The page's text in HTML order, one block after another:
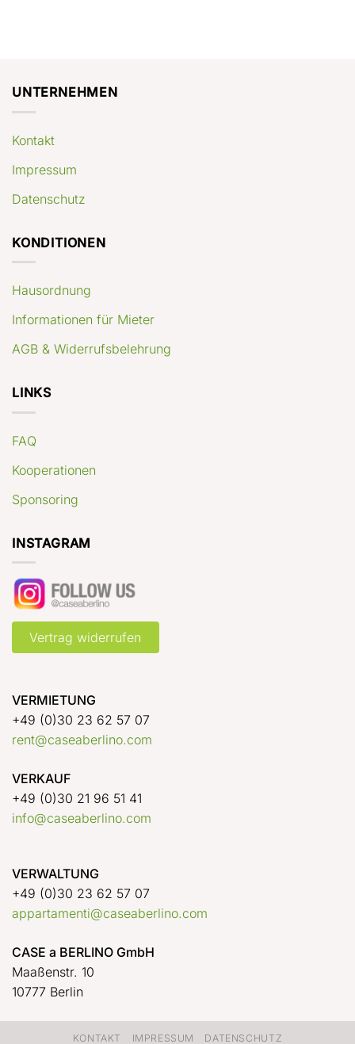
UNTERNEHMEN
Kontakt
Impressum
Datenschutz
KONDITIONEN
Hausordnung
Informationen für Mieter
AGB & Widerrufsbelehrung
LINKS
FAQ
Kooperationen
Sponsoring
INSTAGRAM
Vertrag widerrufen
VERMIETUNG
+49 (0)30 23 62 57 07
rent@caseaberlino.com
VERKAUF
+49 (0)30 21 96 51 41
info@caseaberlino.com
VERWALTUNG
+49 (0)30 23 62 57 07
appartamenti@caseaberlino.com
CASE a BERLINO GmbH
Maaßenstr. 10
10777 Berlin
KONTAKT IMPRESSUM DATENSCHUTZ